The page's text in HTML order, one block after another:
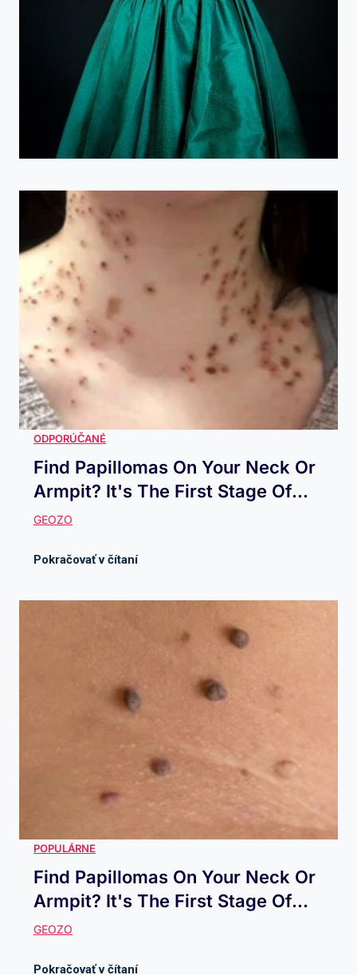
Find Papillomas On Your Neck Or
Armpit? It's The First Stage Of...
Find Papillomas On Your Neck Or
Armpit? It's The First Stage Of...